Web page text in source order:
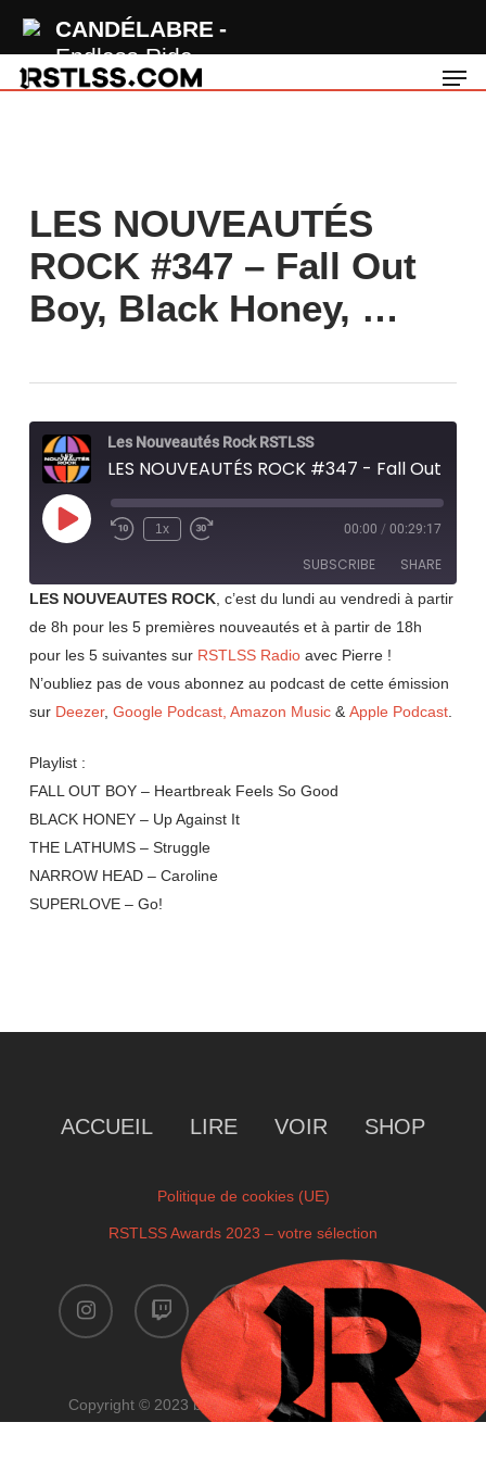
CANDÉLABRE
Endless Ride
main
LES NOUVEAUTÉS
ROCK #347 – Fall Out
Boy, Black Honey, …
Les Nouveautés Rock RSTLSS
Play
Episode Rewind
1x
Fast
seconds
00:00 / 00:29:17
SUBSCRIBE SHARE
RSS FEED
SHARE
LINK
EMBED
LES NOUVEAUTES ROCK, c’est du lundi au vendredi à partir
de 8h pour les 5 premières nouveautés et à partir de 18h
pour les 5 suivantes sur RSTLSS Radioavec Pierre !
N’oubliez pas de vous abonnez au podcast de cette émission
sur Deezer, Google Podcast, Amazon Music & Apple Podcast.
Playlist :
FALL OUT BOY – Heartbreak Feels So Good
BLACK HONEY – Up Against It
THE LATHUMS – Struggle
NARROW HEAD – Caroline
SUPERLOVE – Go!
ACCUEIL LIRE VOIR SHOP
Politique de cookies (UE)
RSTLSS Awards 2023 – votre sélection
instagram twitch facebook youtube
x-
twitter
Copyright © 2023 by RSTLSS. All Rights Reserved.